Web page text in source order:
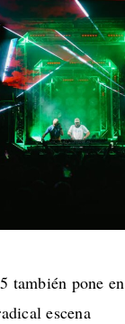
también pone
escena